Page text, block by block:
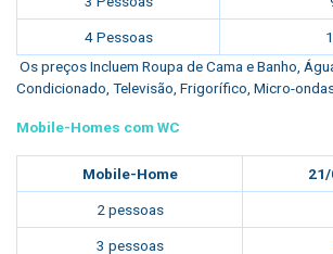
4 Pessoas
Os preços Incluem Roupa de Cama e Banho,
Condicionado, Televisão, Frigorífico, Micro-
Mobile-Homes com WC
Mobile-Home
2 pessoas
3 pessoas